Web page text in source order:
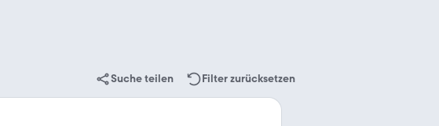
Suche teilen Filter zurücksetzen